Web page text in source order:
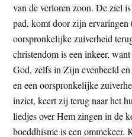
van de verloren zoon. De ziel
pad, komt door zijn
oorspronkelijke zuiverheid
christendom is een inkeer,
God, zelfs in Zijn evenbeeld
en een oorspronkelijke
inziet, keert zij terug naar het
liedjes over Hem zingen in de
boeddhisme is een ommekeer.